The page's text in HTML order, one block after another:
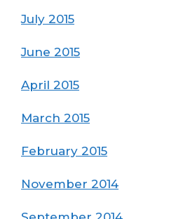
July 2015
June 2015
April 2015
March 2015
February 2015
November 2014